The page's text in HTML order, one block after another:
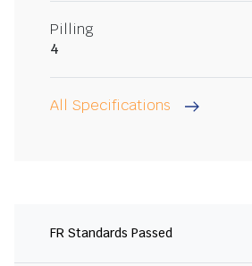
Pilling
4
All Specifications
FR Standards Passed